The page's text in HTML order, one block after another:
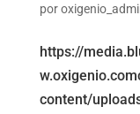
por
https://
content/